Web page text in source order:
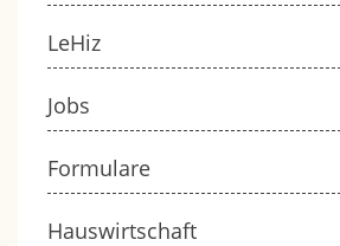
LeHiz
Jobs
Formulare
Hauswirtschaft